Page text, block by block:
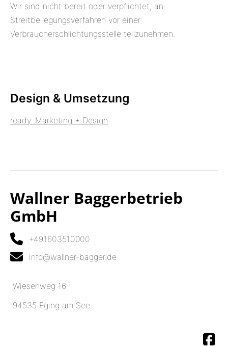
Wir sind nicht bereit oder verpflichtet, an
Streitbeilegungsverfahren vor einer
Verbraucherschlichtungsstelle teilzunehmen.
Design & Umsetzung
ready. Marketing + Design
Wallner Baggerbetrieb
GmbH
+49 160 3510 00 0
info@wallner-bagger.de
Wiesenweg 16
94535 Eging am See